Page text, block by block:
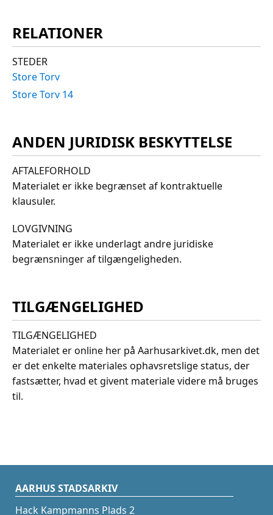
RELATIONER
STEDER
Store Torv
Store Torv 14
ANDEN JURIDISK BESKYTTELSE
AFTALEFORHOLD
Materialet er ikke begrænset af kontraktuelle
klausuler.
LOVGIVNING
Materialet er ikke underlagt andre juridiske
begrænsninger af tilgængeligheden.
TILGÆNGELIGHED
TILGÆNGELIGHED
Materialet er online her på Aarhusarkivet.dk, men det
er det enkelte materiales ophavsretslige status, der
fastsætter, hvad et givent materiale videre må bruges
til.
AARHUS STADSARKIV
Hack Kampmanns Plads 2